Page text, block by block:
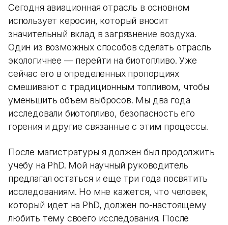
Сегодня авиационная отрасль в основном
использует керосин, который вносит
значительный вклад в загрязнение воздуха.
Один из возможных способов сделать отрасль
экологичнее — перейти на биотопливо. Уже
сейчас его в определенных пропорциях
смешивают с традиционным топливом, чтобы
уменьшить объем выбросов. Мы два года
исследовали биотопливо, безопасность его
горения и другие связанные с этим процессы.
После магистратуры я должен был продолжить
учебу на PhD. Мой научный руководитель
предлагал остаться и еще три года посвятить
исследованиям. Но мне кажется, что человек,
который идет на PhD, должен по-настоящему
любить тему своего исследования. После